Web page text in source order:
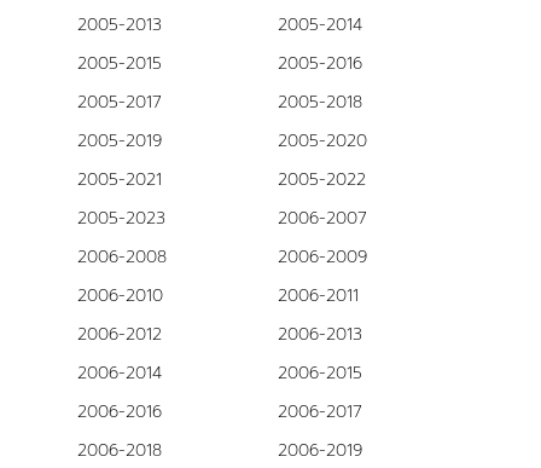
2005-2013
2005-2014
2005-2015
2005-2016
2005-2017
2005-2018
2005-2019
2005-2020
2005-2021
2005-2022
2005-2023
2006-2007
2006-2008
2006-2009
2006-2010
2006-2011
2006-2012
2006-2013
2006-2014
2006-2015
2006-2016
2006-2017
2006-2018
2006-2019